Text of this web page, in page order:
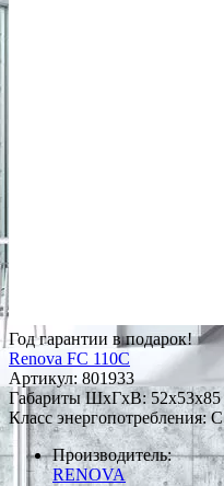
Год гарантии в подарок!
Renova FC 110С
Артикул: 801933
Габариты ШxГxВ: 52x53x85
Класс энергопотребления: C
Производитель:
RENOVA